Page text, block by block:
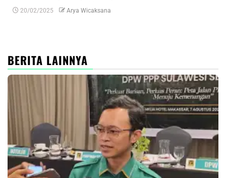
20/02/2025 Arya Wicaksana
BERITA LAINNYA